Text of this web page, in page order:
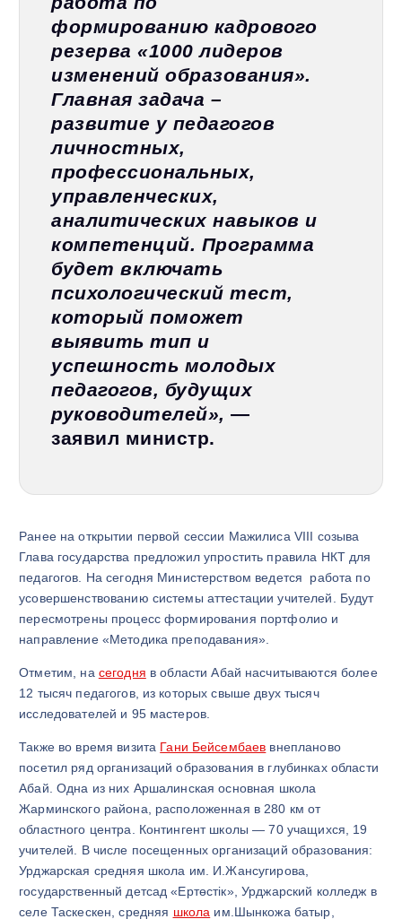
формированию кадрового
резерва «1000 лидеров
изменений образования».
Главная задача –
развитие у педагогов
личностных,
профессиональных,
управленческих,
аналитических навыков и
компетенций. Программа
будет включать
психологический тест,
который поможет
выявить тип и
успешность молодых
педагогов, будущих
руководителей», —
заявил министр.
Ранее на открытии первой сессии Мажилиса VIII созыва
Глава государства предложил упростить правила НКТ для
педагогов. На сегодня Министерством ведется работа по
усовершенствованию системы аттестации учителей. Будут
пересмотрены процесс формирования портфолио и
направление «Методика преподавания».
Отметим, на сегодня в области Абай насчитываются более
12 тысяч педагогов, из которых свыше двух тысяч
исследователей и 95 мастеров.
Также во время визита Гани Бейсембаев внепланово
посетил ряд организаций образования в глубинках области
Абай. Одна из них Аршалинская основная школа
Жарминского района, расположенная в 280 км от
областного центра. Контингент школы — 70 учащихся, 19
учителей. В числе посещенных организаций образования:
Урджарская средняя школа им. И.Жансугирова,
государственный детсад «Ертөстік», Урджарский колледж в
селе Таскескен, средняя школа им.Шынкожа батыр,